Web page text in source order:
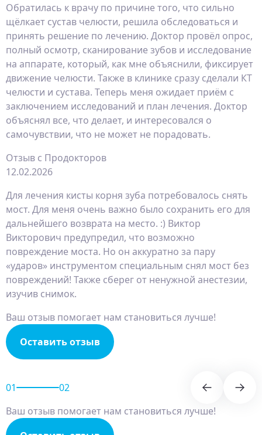
Обратилась к врачу по причине того, что сильно
щёлкает сустав челюсти, решила обследоваться и
принять решение по лечению. Доктор провёл опрос,
полный осмотр, сканирование зубов и исследование
на аппарате, который, как мне объяснили, фиксирует
движение челюсти. Также в клинике сразу сделали КТ​
челюсти и сустава. Теперь меня ожидает приём с
заключением исследований и план лечения. Доктор
объяснял все, что делает, и интересовался о
самочувствии, что не может не порадовать.
Отзыв с Продокторов
12.02.2026
Для лечения кисты корня зуба потребовалось снять
мост. Для меня очень важно было сохранить его для
дальнейшего возврата на место. :) Виктор
Викторович предупредил, что возможно
повреждение моста. Но он аккуратно за пару
«ударов» инструментом специальным снял мост без
повреждений! Также сберег от ненужной анестезии​,
изучив снимок.
Ваш отзыв помогает нам становиться лучше!
Оставить отзыв
01
02
Ваш отзыв помогает нам становиться лучше!